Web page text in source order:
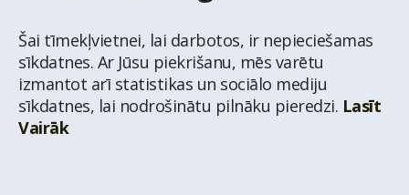
Šai tīmekļvietnei, lai darbotos, ir nepieciešamas
sīkdatnes. Ar Jūsu piekrišanu, mēs varētu
izmantot arī statistikas un sociālo mediju
sīkdatnes, lai nodrošinātu pilnāku pieredzi. Lasīt
Vairāk
© Nekustamo īpašumu aģentūra Latio.